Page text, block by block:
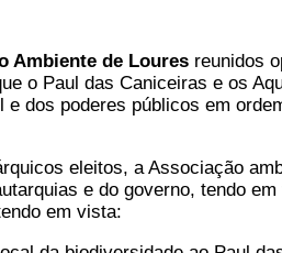
Ambiente de Loures reunidos
o Paul das Caniceiras e os
e dos poderes públicos em
eleitos, a Associação
e do governo, tendo
em vista: